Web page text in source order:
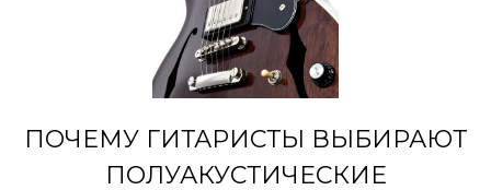
ПОЧЕМУ ГИТАРИСТЫ ВЫБИРАЮТ
ПОЛУАКУСТИЧЕСКИЕ